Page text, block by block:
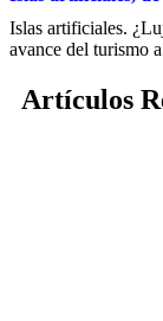
Islas artificiales.
avance del turismo
Artículos